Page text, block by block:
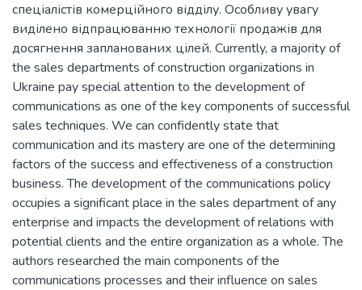
спеціалістів комерційного відділу. Особливу увагу
виділено відпрацюванню технології продажів для
досягнення запланованих цілей. Currently, a majority of
the sales departments of construction organizations in
Ukraine pay special attention to the development of
communications as one of the key components of successful
sales techniques. We can confidently state that
communication and its mastery are one of the determining
factors of the success and effectiveness of a construction
business. The development of the communications policy
occupies a significant place in the sales department of any
enterprise and impacts the development of relations with
potential clients and the entire organization as a whole. The
authors researched the main components of the
communications processes and their influence on sales